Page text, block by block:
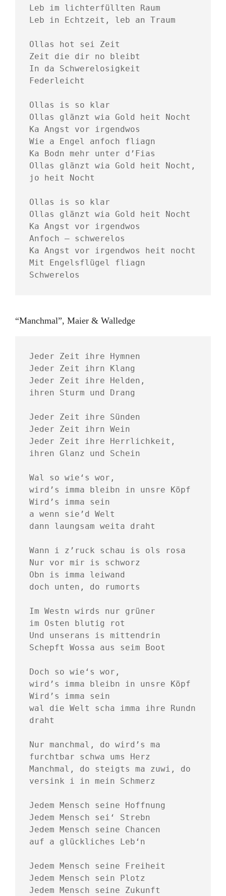
Leb im lichterfüllten Raum
Leb in Echtzeit, leb an Traum
Ollas hot sei Zeit
Zeit die dir no bleibt
In da Schwerelosigkeit
Federleicht
Ollas is so klar
Ollas glänzt wia Gold heit Nocht
Ka Angst vor irgendwos
Wie a Engel anfoch fliagn
Ka Bodn mehr unter d’Fias
Ollas glänzt wia Gold heit Nocht,
jo heit Nocht
Ollas is so klar
Ollas glänzt wia Gold heit Nocht
Ka Angst vor irgendwos
Anfoch – schwerelos
Ka Angst vor irgendwos heit nocht
Mit Engelsflügel fliagn
Schwerelos
“Manchmal”, Maier & Walledge
Jeder Zeit ihre Hymnen
Jeder Zeit ihrn Klang
Jeder Zeit ihre Helden,
ihren Sturm und Drang
Jeder Zeit ihre Sünden
Jeder Zeit ihrn Wein
Jeder Zeit ihre Herrlichkeit,
ihren Glanz und Schein
Wal so wie‘s wor,
wird’s imma bleibn in unsre Köpf
Wird’s imma sein
a wenn sie’d Welt
dann laungsam weita draht
Wann i z’ruck schau is ols rosa
Nur vor mir is schworz
Obn is imma leiwand
doch unten, do rumorts
Im Westn wirds nur grüner
im Osten blutig rot
Und unserans is mittendrin
Schepft Wossa aus seim Boot
Doch so wie‘s wor,
wird’s imma bleibn in unsre Köpf
Wird’s imma sein
wal die Welt scha imma ihre Rundn
draht
Nur manchmal, do wird’s ma
furchtbar schwa ums Herz
Manchmal, do steigts ma zuwi, do
versink i in mein Schmerz
Jedem Mensch seine Hoffnung
Jedem Mensch sei‘ Strebn
Jedem Mensch seine Chancen
auf a glückliches Leb‘n
Jedem Mensch seine Freiheit
Jedem Mensch sein Plotz
Jedem Mensch seine Zukunft